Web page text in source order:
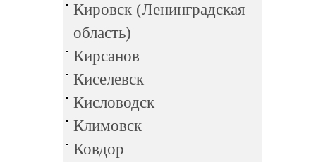
Кировск (Ленинградская
область)
Кирсанов
Киселевск
Кисловодск
Климовск
Ковдор